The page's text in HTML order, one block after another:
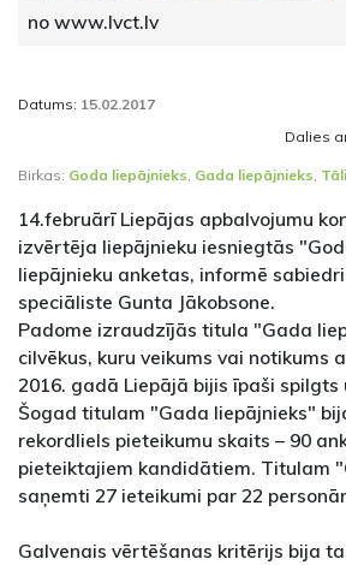
no www.lvct.lv
Datums: 15.02.2017
Dalies
Birkas: Goda liepājnieks, Gada liepājnieks,
14.februārī Liepājas apbalvojumu
izvērtēja liepājnieku iesniegtās
liepājnieku anketas, informē
speciāliste Gunta Jākobsone.
Padome izraudzījās titula "Gada
cilvēkus, kuru veikums vai notikums
2016. gadā Liepājā bijis īpaši spilgts
Šogad titulam "Gada liepājnieks"
rekordliels pieteikumu skaits – 90
pieteiktajiem kandidātiem. Titulam
saņemti 27 ieteikumi par 22
Galvenais vērtēšanas kritērijs bija